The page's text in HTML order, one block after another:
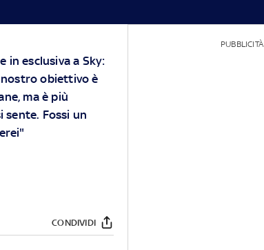
esclusiva a Sky:
obiettivo è
ma è più
sente. Fossi un
CONDIVIDI
PUBBLICITÀ